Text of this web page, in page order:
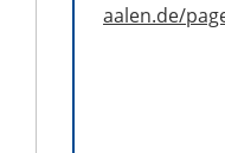
aalen.de/